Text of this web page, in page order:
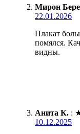
Мирон
22.01.2026
Плакат
помялся.
видны.
Анита К. :
10.12.2025